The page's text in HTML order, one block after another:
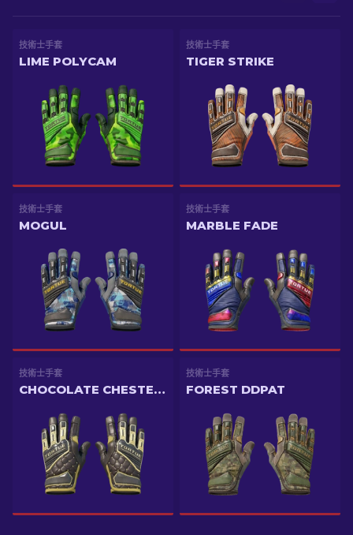
技術士手套
LIME POLYCAM
技術士手套
TIGER STRIKE
技術士手套
MOGUL
技術士手套
MARBLE FADE
技術士手套
CHOCOLATE CHESTERFIELD
技術士手套
FOREST DDPAT